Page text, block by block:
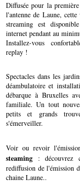
Diffusée pour la
l'antenne de Laune,
streaming est
internet pendant au
Installez-vous
replay !
Spectacles dans les
déambulatoire et
débarque à Bruxelles
familiale. Un tout
petits et grands
s'émerveiller.
Voir ou revoir
steaming : découvrez
rediffusion de l'émission
chaine Laune..